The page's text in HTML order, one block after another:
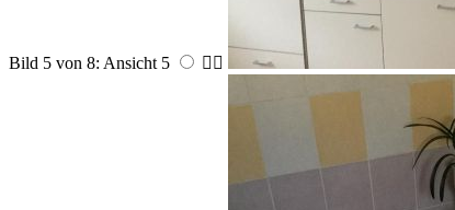
Bild 5 von 8: Ansicht 5  